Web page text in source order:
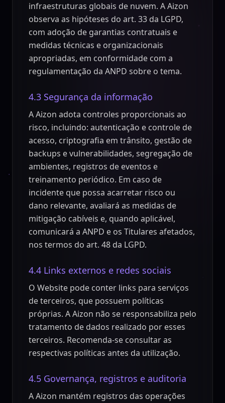
infraestruturas globais de nuvem. A Aizon
observa as hipóteses do art. 33 da LGPD,
com adoção de garantias contratuais e
medidas técnicas e organizacionais
apropriadas, em conformidade com a
regulamentação da ANPD sobre o tema.
4.3 Segurança da informação
A Aizon adota controles proporcionais ao
risco, incluindo: autenticação e controle de
acesso, criptografia em trânsito, gestão de
backups e vulnerabilidades, segregação de
ambientes, registros de eventos e
treinamento periódico. Em caso de
incidente que possa acarretar risco ou
dano relevante, avaliará as medidas de
mitigação cabíveis e, quando aplicável,
comunicará a ANPD e os Titulares afetados,
nos termos do art. 48 da LGPD.
4.4 Links externos e redes sociais
O Website pode conter links para serviços
de terceiros, que possuem políticas
próprias. A Aizon não se responsabiliza pelo
tratamento de dados realizado por esses
terceiros. Recomenda-se consultar as
respectivas políticas antes da utilização.
4.5 Governança, registros e auditoria
A Aizon mantém registros das operações